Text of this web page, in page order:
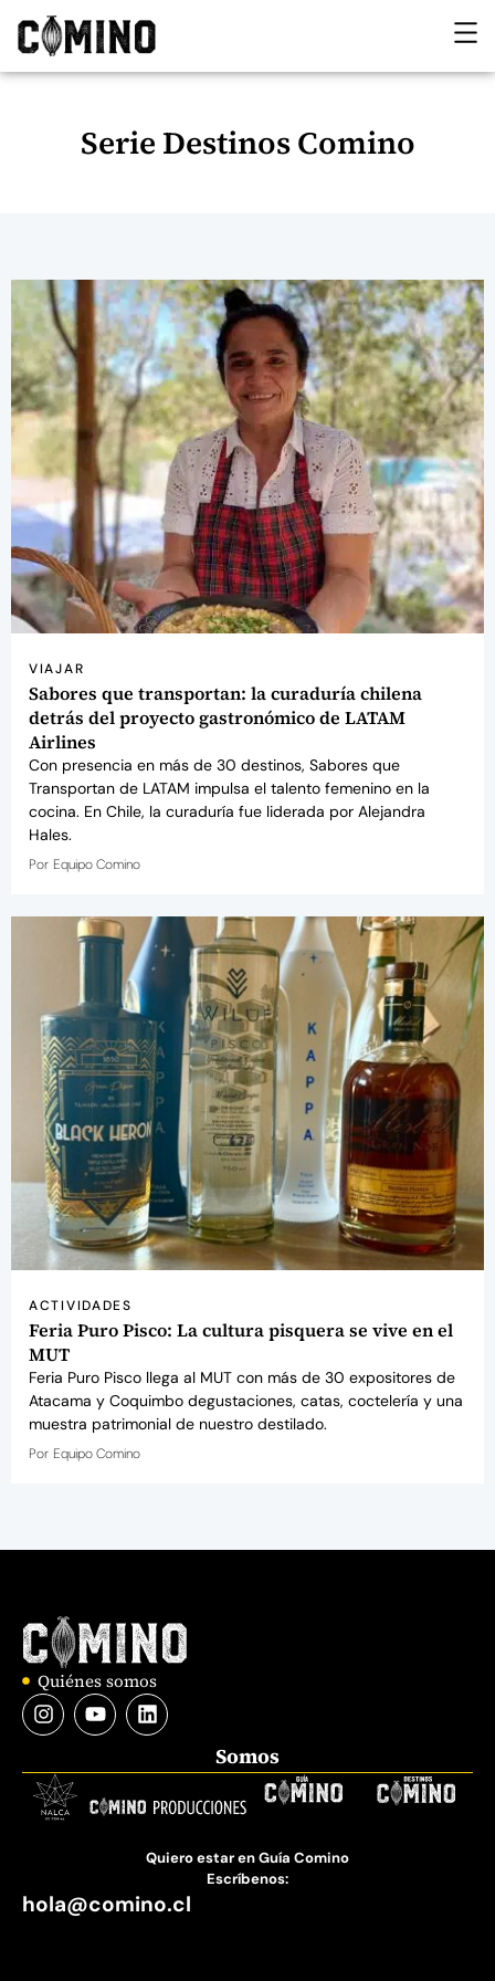
Serie Destinos Comino
VIAJAR
Sabores que transportan: la curaduría chilena
detrás del proyecto gastronómico de LATAM
Airlines
Con presencia en más de 30 destinos, Sabores que
Transportan de LATAM impulsa el talento femenino en la
cocina. En Chile, la curaduría fue liderada por Alejandra
Hales.
Por Equipo Comino
ACTIVIDADES
Feria Puro Pisco: La cultura pisquera se vive en el
MUT
Feria Puro Pisco llega al MUT con más de 30 expositores de
Atacama y Coquimbo degustaciones, catas, coctelería y una
muestra patrimonial de nuestro destilado.
Por Equipo Comino
Quiénes somos
Somos
Quiero estar en Guía Comino
Escríbenos:
hola@comino.cl